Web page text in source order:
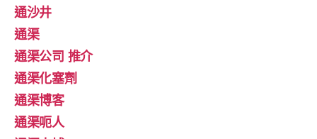
通沙井
通渠
通渠公司 推介
通渠化塞劑
通渠博客
通渠呃人